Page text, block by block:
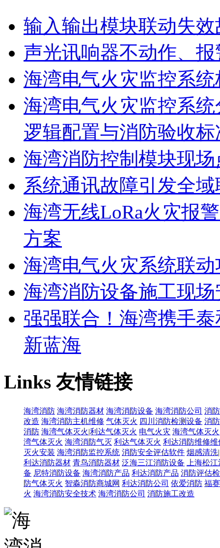
输入输出模块联动失效
声光讯响器不动作、
海湾电气火灾监控系
海湾电气火灾监控系
逻辑配置与消防验收标
海湾消防控制模块现
系统通讯故障引发全
海湾无线LoRa火灾报
方案
海湾电气火灾系统联
海湾消防设备施工现
强强联合！海湾携手
新蓝海
Links友情链接
海湾消防 海湾消防器材 海湾消防设备 海湾消防公司 消
改造 海湾消防主机维修 气体灭火 四川消防检测设备 消
消防 海湾气体灭火|利达气体灭火 电气火灾 海湾气体灭
湾气体灭火 海湾消防气灭 利达气体灭火 利达消防维修维
灭火安装 海湾消防监控系统 消防安全评估软件 烟感清洗
利达消防器材 青鸟消防器材 泛海三江消防设备
上海松
备 尼特消防设备 海湾消防产品 利达消防产品 消防评估
防气体灭火 智淼消防商城网 利达消防公司 依爱消防 福
火 海湾消防安全技术 海湾消防公司 消防施工改造